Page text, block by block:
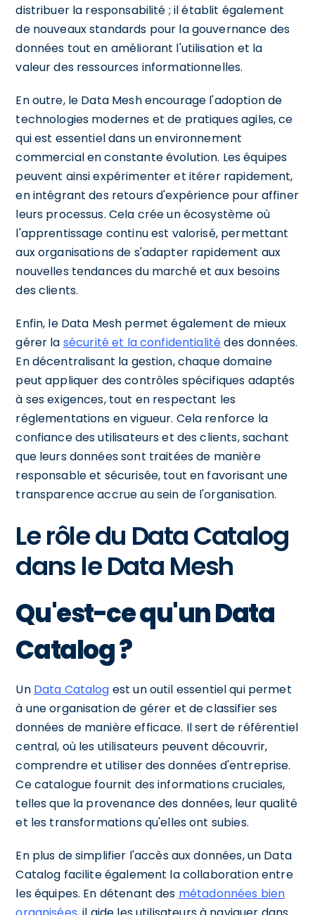
distribuer la responsabilité ; il établit également
de nouveaux standards pour la gouvernance des
données tout en améliorant l'utilisation et la
valeur des ressources informationnelles.
En outre, le Data Mesh encourage l'adoption de
technologies modernes et de pratiques agiles, ce
qui est essentiel dans un environnement
commercial en constante évolution. Les équipes
peuvent ainsi expérimenter et itérer rapidement,
en intégrant des retours d'expérience pour affiner
leurs processus. Cela crée un écosystème où
l'apprentissage continu est valorisé, permettant
aux organisations de s'adapter rapidement aux
nouvelles tendances du marché et aux besoins
des clients.
Enfin, le Data Mesh permet également de mieux
gérer la sécurité et la confidentialitédes données.
En décentralisant la gestion, chaque domaine
peut appliquer des contrôles spécifiques adaptés
à ses exigences, tout en respectant les
réglementations en vigueur. Cela renforce la
confiance des utilisateurs et des clients, sachant
que leurs données sont traitées de manière
responsable et sécurisée, tout en favorisant une
transparence accrue au sein de l'organisation.
Le rôle du Data Catalog
dans le Data Mesh
Qu'est-ce qu'un Data
Catalog ?
Un Data Catalog est un outil essentiel qui permet
à une organisation de gérer et de classifier ses
données de manière efficace. Il sert de référentiel
central, où les utilisateurs peuvent découvrir,
comprendre et utiliser des données d'entreprise.
Ce catalogue fournit des informations cruciales,
telles que la provenance des données, leur qualité
et les transformations qu'elles ont subies.
En plus de simplifier l'accès aux données, un Data
Catalog facilite également la collaboration entre
les équipes. En détenant des métadonnées bien